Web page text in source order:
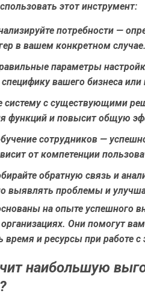
этот инструмент:
потребности —
в вашем конкретном случае.
параметры
вашего бизнеса или
систему с существующими
функций и повысит общую
сотрудников —
от компетенции
обратную связь и
выявлять проблемы и
на опыте успешного
Они помогут
время и ресурсы при работе
наибольшую